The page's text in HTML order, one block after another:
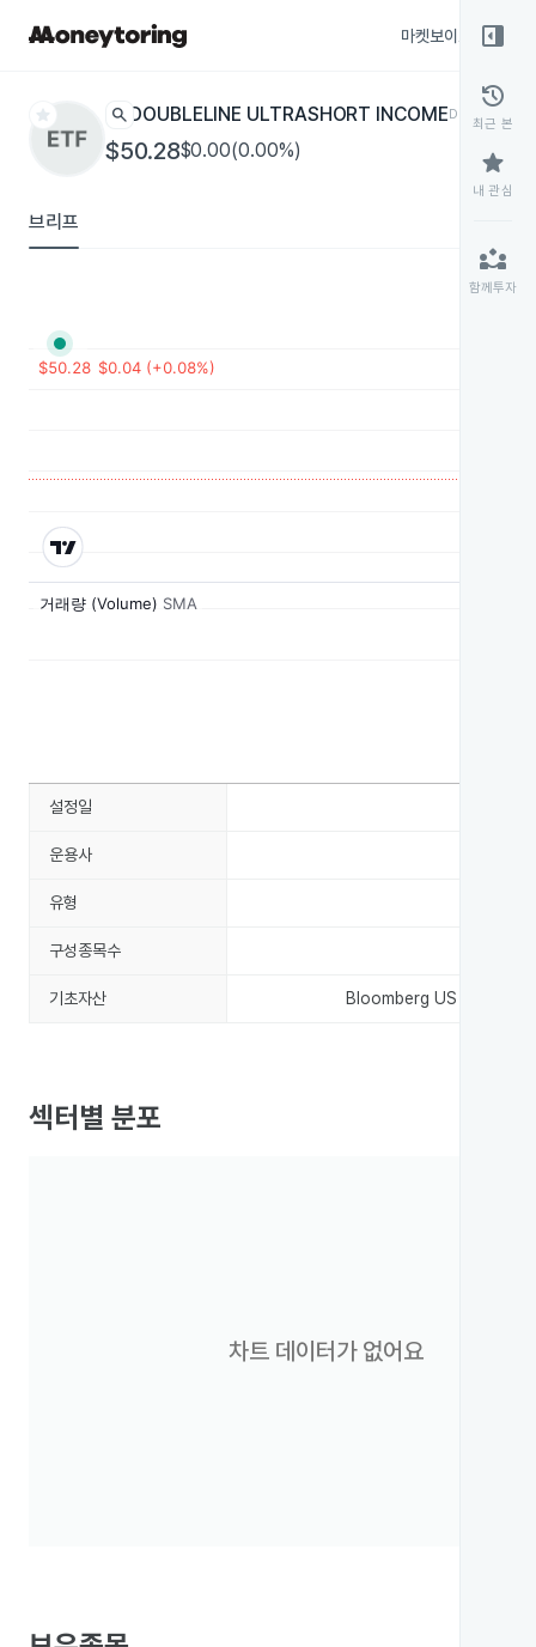
마켓보이스
star search DOUBLELINE ULTRASHORT INCOMEDLUX
$50.28$0.00(0.00%)
브리프
right_panel_open
history
최근 본
star
내 관심
partner_exchange
함께투자